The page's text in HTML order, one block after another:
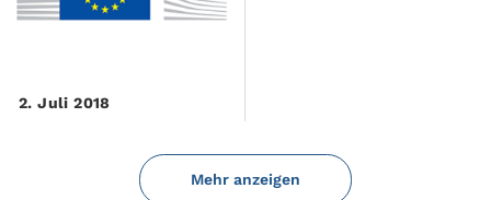
2. Juli 2018
Mehr anzeigen